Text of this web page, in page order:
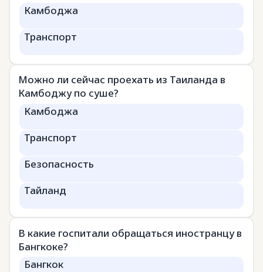
Камбоджа
Транспорт
Можно ли сейчас проехать из Таиланда в
Камбоджу по суше?
Камбоджа
Транспорт
Безопасность
Тайланд
В какие госпитали обращаться иностранцу в
Бангкоке?
Бангкок